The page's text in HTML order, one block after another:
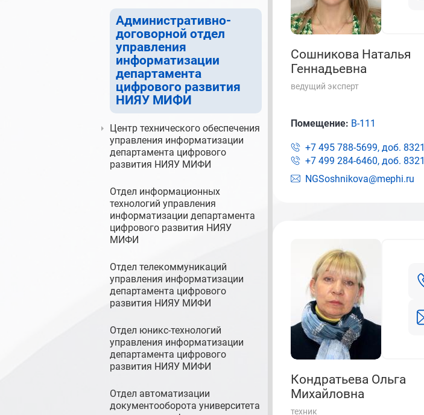
Административно-
договорной отдел
управления
информатизации
департамента
цифрового развития
НИЯУ МИФИ
Центр технического обеспечения
управления информатизации
департамента цифрового
развития НИЯУ МИФИ
Отдел информационных
технологий управления
информатизации департамента
цифрового развития НИЯУ
МИФИ
Отдел телекоммуникаций
управления информатизации
департамента цифрового
развития НИЯУ МИФИ
Отдел юникс-технологий
управления информатизации
департамента цифрового
развития НИЯУ МИФИ
Отдел автоматизации
документооборота университета
Сошникова Наталья
Геннадьевна
ведущий эксперт
NGSoshnikova@mephi.ru
Помещение: В-111
+7 495 788-5699, доб. 8321
+7 499 284-6460, доб. 8321
Кондратьева Ольга
Михайловна
техник